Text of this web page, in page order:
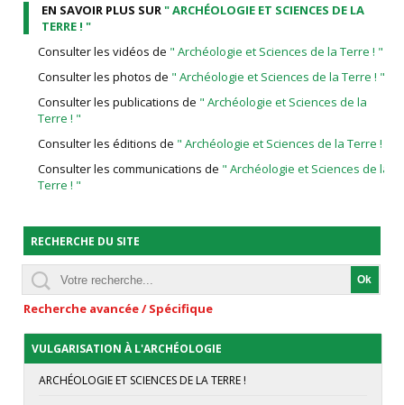
EN SAVOIR PLUS SUR" ARCHÉOLOGIE ET SCIENCES DE LA
TERRE ! "
Consulter les vidéos de " Archéologie et Sciences de la Terre ! "
Consulter les photos de " Archéologie et Sciences de la Terre ! "
Consulter les publications de " Archéologie et Sciences de la
Terre ! "
Consulter les éditions de " Archéologie et Sciences de la Terre ! "
Consulter les communications de " Archéologie et Sciences de la
Terre ! "
RECHERCHE DU SITE
Recherche avancée / Spécifique
VULGARISATION À L'ARCHÉOLOGIE
ARCHÉOLOGIE ET SCIENCES DE LA TERRE !